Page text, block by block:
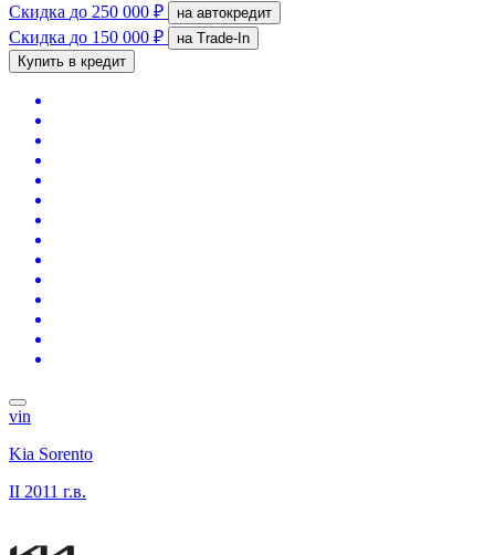
Скидка до 250 000 ₽ на автокредит
Скидка до 150 000 ₽
на Trade-In
Купить в кредит
vin
Kia Sorento
II 2011 г.в.